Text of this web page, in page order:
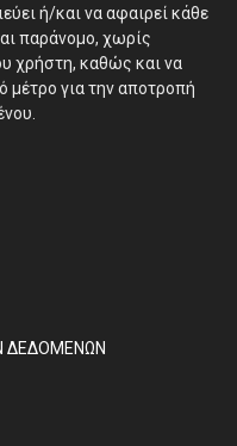
ή/και να αφαιρεί κάθε
παράνομο, χωρίς
χρήστη, καθώς και να
μέτρο για την αποτροπή
ΔΕΔΟΜΕΝΩΝ